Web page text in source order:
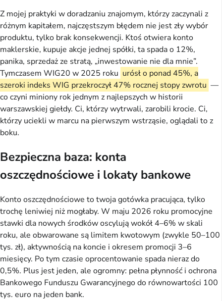
Z mojej praktyki w doradzaniu znajomym, którzy zaczynali z
różnym kapitałem, najczęstszym błędem nie jest zły wybór
produktu, tylko brak konsekwencji. Ktoś otwiera konto
maklerskie, kupuje akcje jednej spółki, ta spada o 12%,
panika, sprzedaż ze stratą, „inwestowanie nie dla mnie”.
Tymczasem WIG20 w 2025 roku urósł o ponad 45%, a
szeroki indeks WIG przekroczył 47% rocznej stopy zwrotu —
co czyni miniony rok jednym z najlepszych w historii
warszawskiej giełdy. Ci, którzy wytrwali, zarobili krocie. Ci,
którzy uciekli w marcu na pierwszym wstrząsie, oglądali to z
boku.
Bezpieczna baza: konta
oszczędnościowe i lokaty bankowe
Konto oszczędnościowe to twoja gotówka pracująca, tylko
trochę leniwiej niż mogłaby. W maju 2026 roku promocyjne
stawki dla nowych środków oscylują wokół 4–6% w skali
roku, ale obwarowane są limitem kwotowym (zwykle 50–100
tys. zł), aktywnością na koncie i okresem promocji 3–6
miesięcy. Po tym czasie oprocentowanie spada nieraz do
0,5%. Plus jest jeden, ale ogromny: pełna płynność i ochrona
Bankowego Funduszu Gwarancyjnego do równowartości 100
tys. euro na jeden bank.